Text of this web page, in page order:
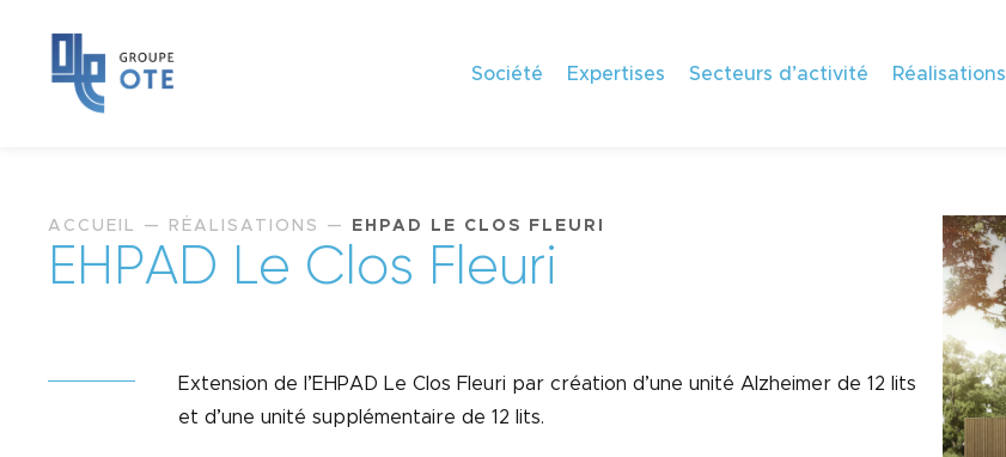
Société Expertises Secteurs d’activité Réalisations
ACCUEIL — RÉALISATIONS — EHPAD LE CLOS FLEURI
EHPAD Le Clos Fleuri
Extension de l’EHPAD Le Clos Fleuri par création d’une unité Alzheimer de 12 lits
et d’une unité supplémentaire de 12 lits.